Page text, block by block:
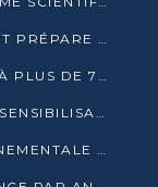
GOZEM DÉBARQUE À BRAZZAVILLE ET PRÉPARE SON ARRIVÉE À POINTE-NOIRE
L’ESPACE OPOKO REDONNE ESPOIR À PLUS DE 775 ÉLÈVES AUTOCHTONES DANS LE NORD DU CONGO
PAUL VALISE MATOMBÉ MISE SUR LA SENSIBILISATION POUR ÉRAQUER LE GRAND BANDITISME
UNE NOUVELLE DIRECTION ENVIRONNEMENTALE POUR RENFORCER LA GESTION DES DONNÉES AU CONGO